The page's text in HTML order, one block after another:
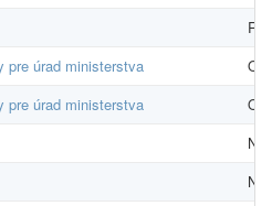
pre úrad ministerstva
O2
pre úrad ministerstva
O2